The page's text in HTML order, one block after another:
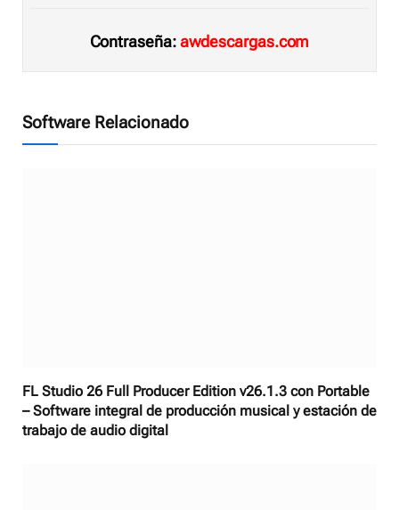
Contraseña:awdescargas.com
Software Relacionado
FL Studio 26 Full Producer Edition v26.1.3 con Portable
– Software integral de producción musical y estación de
trabajo de audio digital